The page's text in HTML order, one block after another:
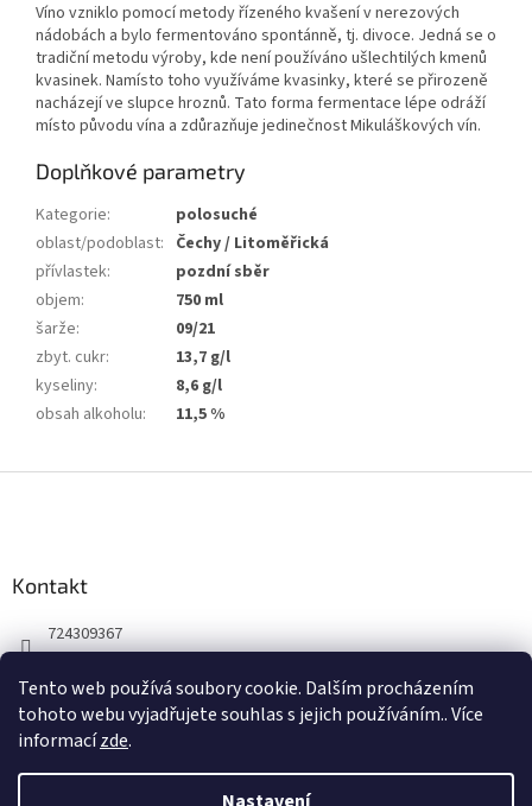
Tento web používá soubory cookie. Dalším procházením
tohoto webu vyjadřujete souhlas s jejich používáním.. Více
informacízde.
Víno vzniklo pomocí metody řízeného kvašení v nerezových
nádobách a bylo fermentováno spontánně, tj. divoce. Jedná se o
tradiční metodu výroby, kde není používáno ušlechtilých kmenů
kvasinek. Namísto toho využíváme kvasinky, které se přirozeně
nacházejí ve slupce hroznů. Tato forma fermentace lépe odráží
místo původu vína a zdůrazňuje jedinečnost Mikuláškových vín.
Doplňkové parametry
Kategorie:
polosuché
oblast/podoblast: Čechy / Litoměřická
přívlastek:
pozdní sběr
objem:
750 ml
šarže:
09/21
zbyt. cukr:
13,7 g/l
kyseliny:
8,6 g/l
obsah alkoholu: 11,5 %
Kontakt
724309367
winepoint_plzen/